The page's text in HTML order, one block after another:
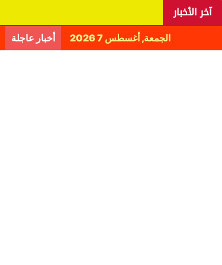
آخر الأخبار
الجمعة, أغسطس 7 2026 أخبار عاجلة